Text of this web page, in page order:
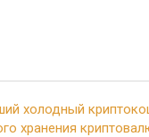
холодный
хранения